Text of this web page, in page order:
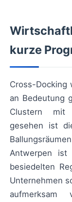
kurze
Cross-Docking
an Bedeutung
Clustern mit
gesehen ist
Antwerpen
besiedelten
Unternehmen